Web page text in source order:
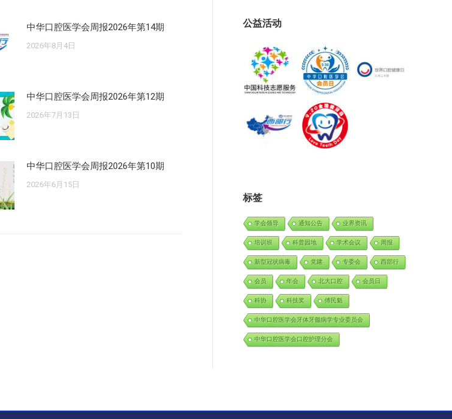
中华口腔医学会周报2026年第14期
2026年8月4日
中华口腔医学会周报2026年第12期
2026年7月13日
中华口腔医学会周报2026年第10期
2026年6月15日
公益活动
标签
学会领导 通知公告 业界资讯
培训班 科普园地 学术会议 周报
新型冠状病毒 党建 专委会 西部行
会员 年会 北大口腔 会员日
科协 科技奖 傅民魁
中华口腔医学会牙体牙髓病学专业委员会
中华口腔医学会口腔护理分会